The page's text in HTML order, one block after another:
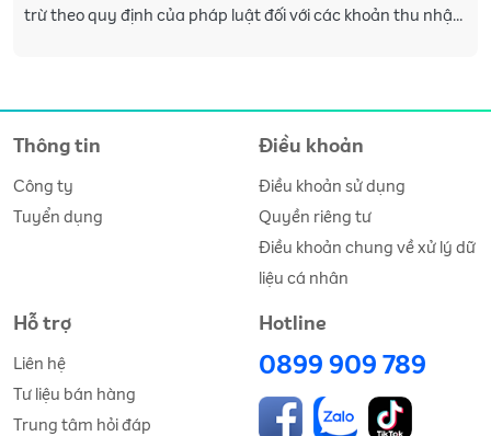
trừ theo quy định của pháp luật đối với các khoản thu nhập
Thông tin
Công ty
Tuyển dụng
Điều khoản
Điều khoản sử dụng
Quyền riêng tư
Điều khoản chung về xử lý dữ
liệu cá nhân
Hỗ trợ
Liên hệ
Tư liệu bán hàng
Trung tâm hỏi đáp
Hotline
0899 909 789